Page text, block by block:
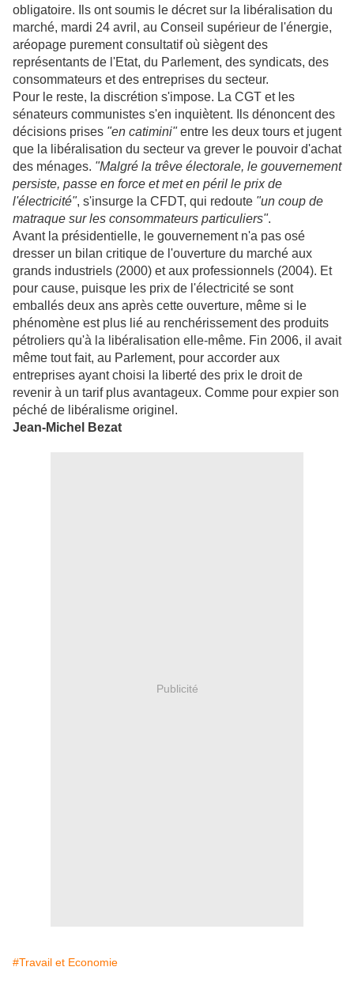
obligatoire. Ils ont soumis le décret sur la libéralisation du
marché, mardi 24 avril, au Conseil supérieur de l'énergie,
aréopage purement consultatif où siègent des
représentants de l'Etat, du Parlement, des syndicats, des
consommateurs et des entreprises du secteur.
Pour le reste, la discrétion s'impose. La CGT et les
sénateurs communistes s'en inquiètent. Ils dénoncent des
décisions prises "en catimini"entre les deux tours et jugent
que la libéralisation du secteur va grever le pouvoir d'achat
des ménages. "Malgré la trêve électorale, le gouvernement
persiste, passe en force et met en péril le prix de
l'électricité", s'insurge la CFDT, qui redoute "un coup de
matraque sur les consommateurs particuliers".
Avant la présidentielle, le gouvernement n'a pas osé
dresser un bilan critique de l'ouverture du marché aux
grands industriels (2000) et aux professionnels (2004). Et
pour cause, puisque les prix de l'électricité se sont
emballés deux ans après cette ouverture, même si le
phénomène est plus lié au renchérissement des produits
pétroliers qu'à la libéralisation elle-même. Fin 2006, il avait
même tout fait, au Parlement, pour accorder aux
entreprises ayant choisi la liberté des prix le droit de
revenir à un tarif plus avantageux. Comme pour expier son
péché de libéralisme originel.
Jean-Michel Bezat
Publicité
#Travail et Economie